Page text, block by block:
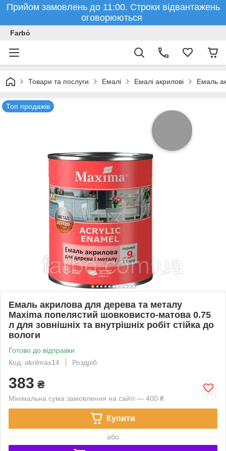
Прийом замовлень до 11:00. Строки відвантажень
оговорюються
Farbо́
Товари та послуги Емалі Емалі акрилові Емаль
Топ продажів
Емаль акрилова для дерева та металу
Maxima попелястий шовковисто-матова 0.75
л для зовнішніх та внутрішніх робіт стійка до
вологи
Готово до відправки
Код: akrilmax14
Роздріб
383 ₴
Мінімальна сума замовлення на сайті — 400 ₴
Купити
або